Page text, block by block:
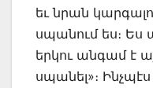
եւ նրան
սպանում ես։
երկու անգամ է
սպանել»։